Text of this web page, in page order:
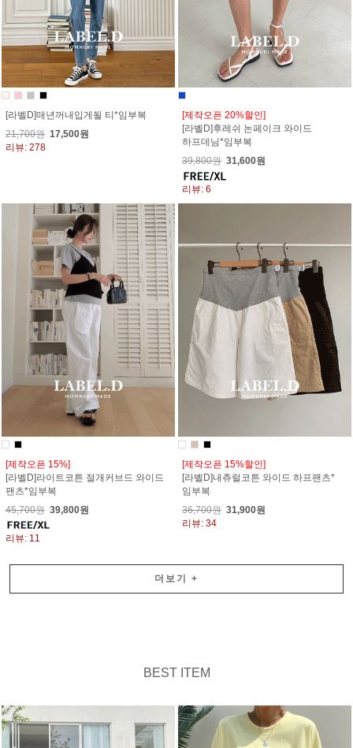
[라벨D]매년꺼내입게될 티*임부복
21,700원 17,500원
리뷰: 278
[제작오픈 20%할인]
[라벨D]후레쉬 논페이크 와이드
하프데님*임부복
39,800원 31,600원
리뷰: 6
[제작오픈 15%]
[라벨D]라이트코튼 절개커브드 와이드
팬츠*임부복
45,700원 39,800원
리뷰: 11
[제작오픈 15%할인]
[라벨D]내츄럴코튼 와이드 하프팬츠*
임부복
36,700원 31,900원
리뷰: 34
더보기 +
BEST ITEM